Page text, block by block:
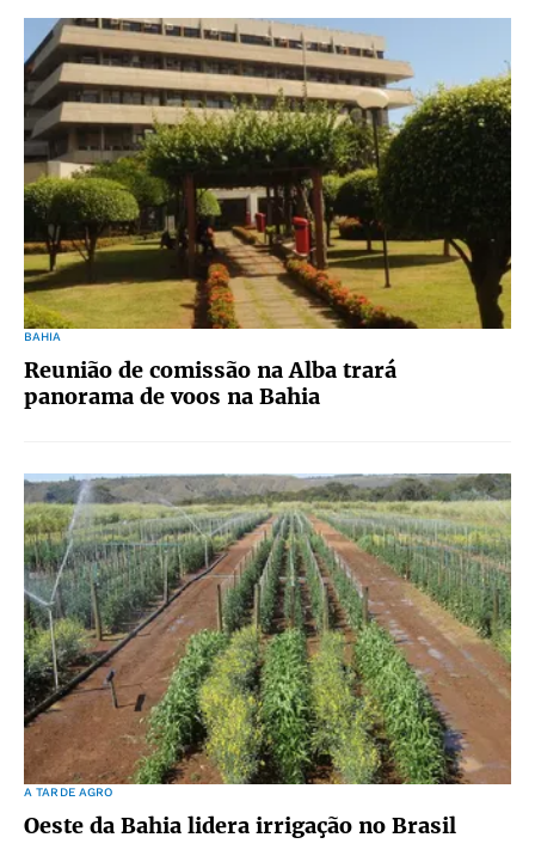
BAHIA
Reunião de comissão na Alba trará
panorama de voos na Bahia
A TARDE AGRO
Oeste da Bahia lidera irrigação no Brasil